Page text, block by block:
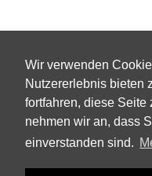
Wir verwenden
Nutzererlebnis bieten
fortfahren, diese Seite
nehmen wir an, dass
einverstanden sind.